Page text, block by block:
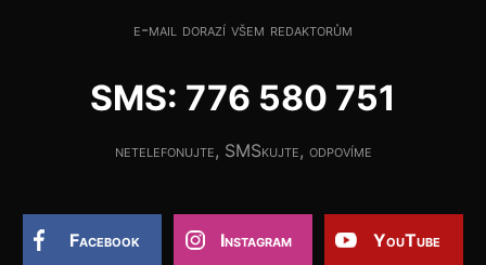
e-mail dorazí všem redaktorům
SMS: 776 580 751
netelefonujte, SMSkujte, odpovíme
Facebook Instagram YouTube